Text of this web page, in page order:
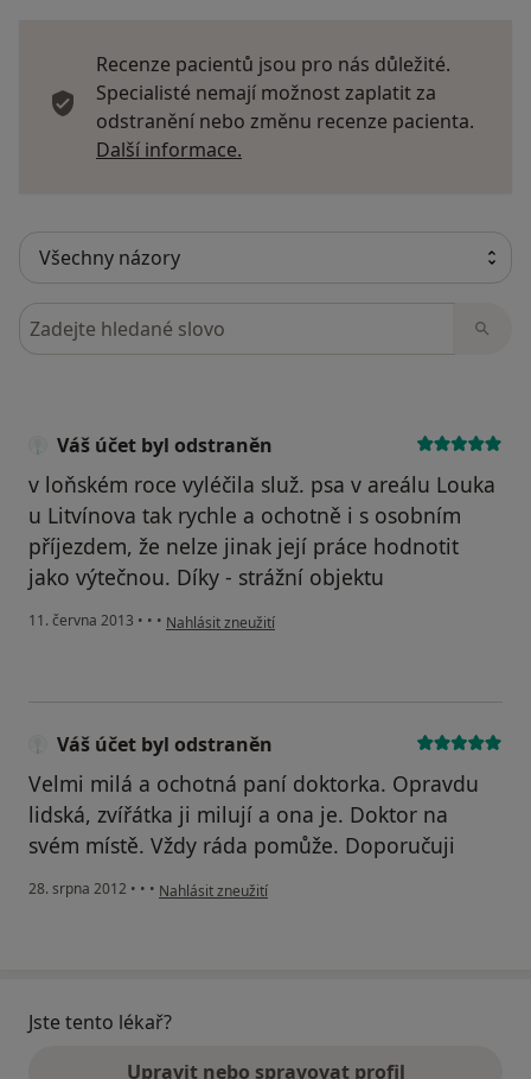
Recenze pacientů jsou pro nás důležité.
Specialisté nemají možnost zaplatit za
odstranění nebo změnu recenze pacienta.
Další informace.
Hledejte v názorech
Váš účet byl odstraněn
v loňském roce vyléčila služ. psa v areálu Louka
u Litvínova tak rychle a ochotně i s osobním
příjezdem, že nelze jinak její práce hodnotit
jako výtečnou. Díky - strážní objektu
11. června 2013 • • • podle názoru uživatele Váš účet byl odstraněn
Nahlásit zneužití
Váš účet byl odstraněn
Velmi milá a ochotná paní doktorka. Opravdu
lidská, zvířátka ji milují a ona je. Doktor na
svém místě. Vždy ráda pomůže. Doporučuji
28. srpna 2012 • • • podle názoru uživatele Váš účet byl odstraněn
Nahlásit zneužití
Jste tento lékař?
Upravit nebo spravovat profil